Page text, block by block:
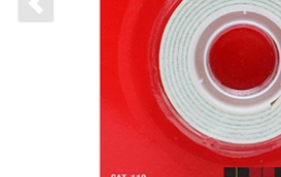
Previous slide